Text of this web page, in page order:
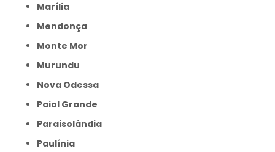
Marília
Mendonça
Monte Mor
Murundu
Nova Odessa
Paiol Grande
Paraisolândia
Paulínia